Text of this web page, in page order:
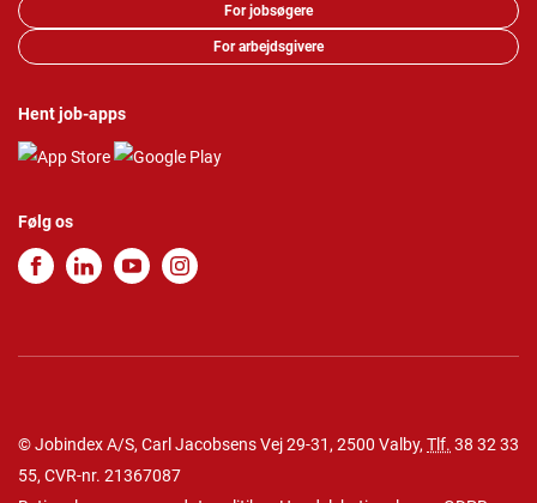
For jobsøgere
For arbejdsgivere
Hent job-apps
Følg os
© Jobindex A/S, Carl Jacobsens Vej 29-31, 2500 Valby, Tlf. 38 32 33
55, CVR-nr. 21367087